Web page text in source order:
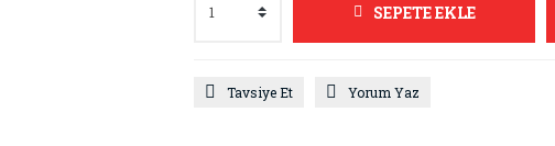
SEPETE EKLE
Tavsiye Et Yorum Yaz